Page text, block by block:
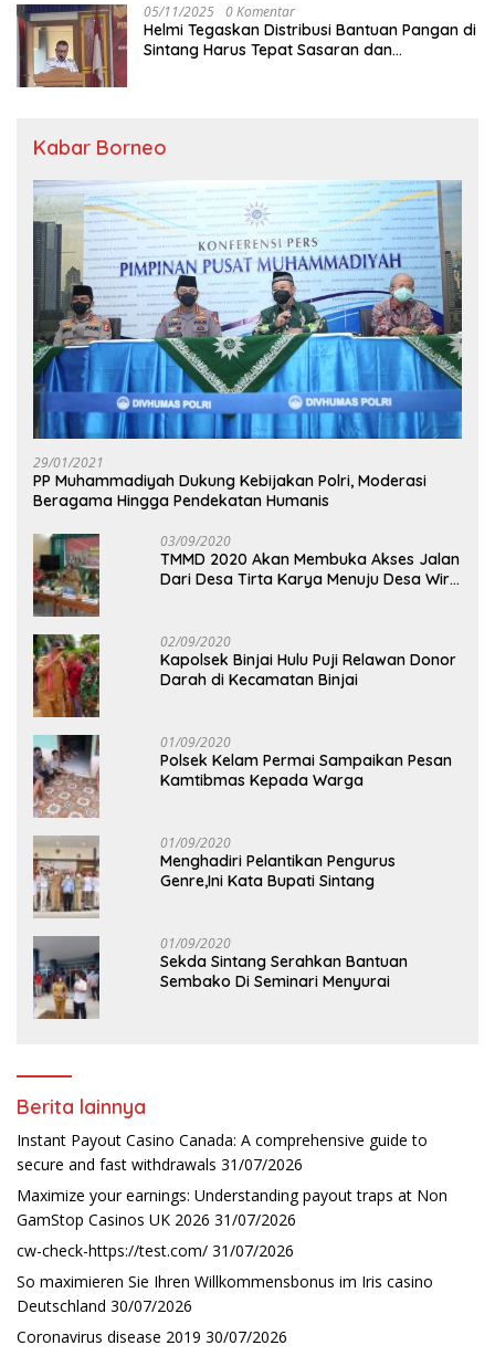
05/11/2025 0 Komentar
Helmi Tegaskan Distribusi Bantuan Pangan di
Sintang Harus Tepat Sasaran dan
Kabar Borneo
29/01/2021
PP Muhammadiyah Dukung Kebijakan Polri, Moderasi
Beragama Hingga Pendekatan Humanis
03/09/2020
TMMD 2020 Akan Membuka Akses Jalan
Dari Desa Tirta Karya Menuju Desa Wira
02/09/2020
Kapolsek Binjai Hulu Puji Relawan Donor
Darah di Kecamatan Binjai
01/09/2020
Polsek Kelam Permai Sampaikan Pesan
Kamtibmas Kepada Warga
01/09/2020
Menghadiri Pelantikan Pengurus
Genre,Ini Kata Bupati Sintang
01/09/2020
Sekda Sintang Serahkan Bantuan
Sembako Di Seminari Menyurai
Berita lainnya
Instant Payout Casino Canada: A comprehensive guide to
secure and fast withdrawals 31/07/2026
Maximize your earnings: Understanding payout traps at Non
GamStop Casinos UK 2026 31/07/2026
cw-check-https://test.com/ 31/07/2026
So maximieren Sie Ihren Willkommensbonus im Iris casino
Deutschland 30/07/2026
Coronavirus disease 2019 30/07/2026